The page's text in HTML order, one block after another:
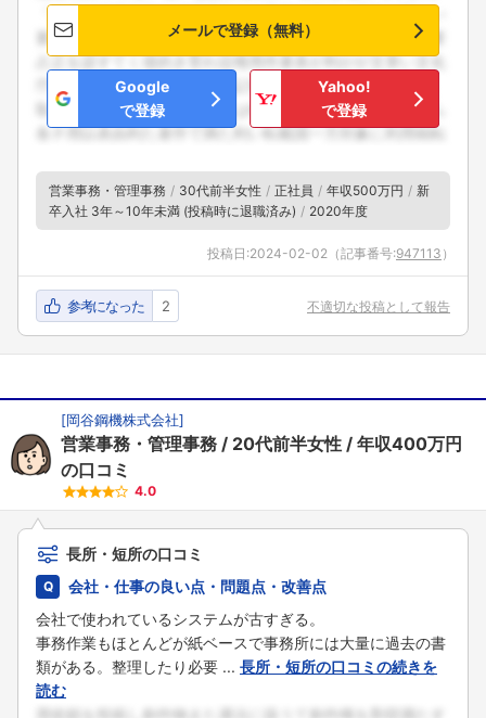
メールで登録（無料）
Google
で登録
Yahoo!
で登録
営業事務・管理事務 30代前半女性 正社員 年収500万円
新
卒入社 3年～10年未満 (投稿時に退職済み)
2020年度
投稿日:2024-02-02 （記事番号:947113 ）
参考になった 2 不適切な投稿として報告
[岡谷鋼機株式会社]
営業事務・管理事務 20代前半女性
年収400万円
の口コミ
4.0
長所・短所の口コミ
会社・仕事の良い点・問題点・改善点
会社で使われているシステムが古すぎる。
事務作業もほとんどが紙ベースで事務所には大量に過去の書
類がある。整理したり必要 ... 長所・短所の口コミの続きを
読む